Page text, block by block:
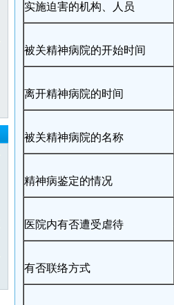
实施迫害的机构、人员
被关精神病院的开始时间
离开精神病院的时间
被关精神病院的名称
精神病鉴定的情况
医院内有否遭受虐待
有否联络方式